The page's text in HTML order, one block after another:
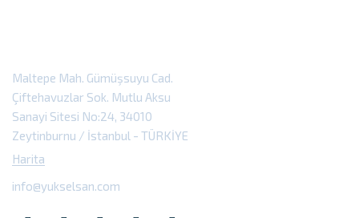
Maltepe Mah. Gümüşsuyu Cad.
Çiftehavuzlar Sok. Mutlu Aksu
Sanayi Sitesi No:24, 34010
Zeytinburnu / İstanbul - TÜRKİYE
Harita
info@yukselsan.com